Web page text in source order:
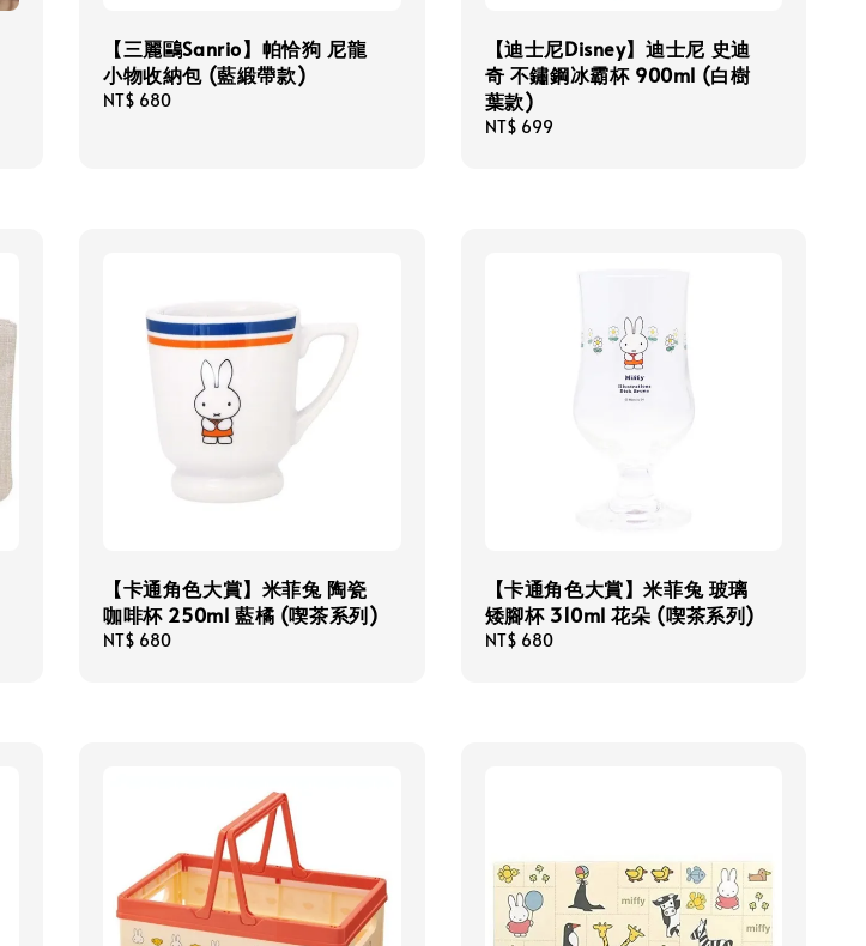
【三麗鷗Sanrio】帕恰狗 尼龍
小物收納包 (藍緞帶款)
Regular
NT$ 680
【迪士尼Disney】迪士尼 史迪
奇 不鏽鋼冰霸杯 900ml (白樹
葉款)
Regular
NT$ 699
【卡通角色大賞】米菲兔 陶瓷
咖啡杯 250ml 藍橘 (喫茶系列)
Regular
NT$ 680
【卡通角色大賞】米菲兔 玻璃
矮腳杯 310ml 花朵 (喫茶系列)
Regular
NT$ 680